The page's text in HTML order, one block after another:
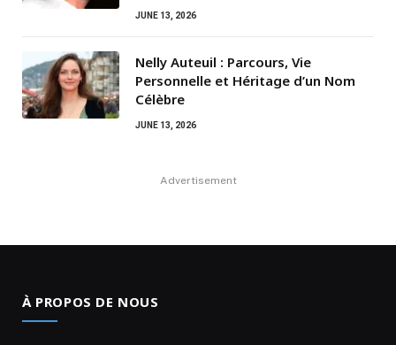
JUNE 13, 2026
Nelly Auteuil : Parcours, Vie
Personnelle et Héritage d’un Nom
Célèbre
JUNE 13, 2026
Advertisement
À PROPOS DE NOUS